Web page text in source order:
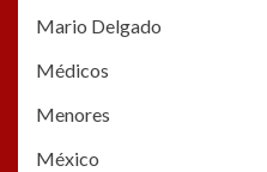
Mario Delgado
Médicos
Menores
México